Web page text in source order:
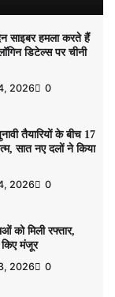
साइबर हमला करते हैं
डिटेल्स पर चीनी
2026 0
तैयारियों के बीच 17
सात नए दलों ने किया
2026 0
को मिली रफ्तार,
मंजूर
2026 0